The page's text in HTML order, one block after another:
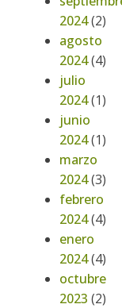
2024(2)
agosto
2024(4)
julio
2024(1)
junio
2024(1)
marzo
2024(3)
febrero
2024(4)
enero
2024(4)
octubre
2023 (2)